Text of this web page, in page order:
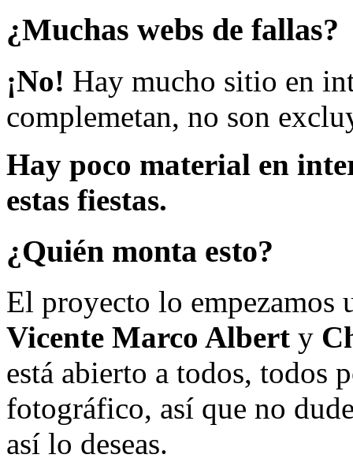
¿Muchas webs de fallas?
¡No! Hay mucho sitio en
complemetan, no son
Hay poco material en
estas fiestas.
¿Quién monta esto?
El proyecto lo empezamos
Vicente Marco Albert y
está abierto a todos, todos
fotográfico, así que no
así lo deseas.